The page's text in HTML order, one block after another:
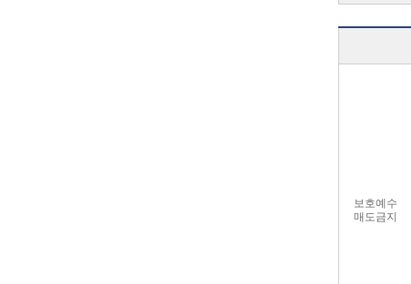
보호예수
매도금지